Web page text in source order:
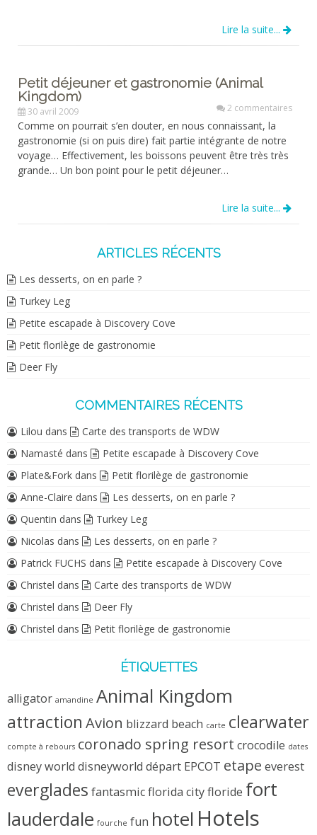
Lire la suite...
Petit déjeuner et gastronomie (Animal
Kingdom)
30 avril 2009 2 commentaires
Comme on pourrait s’en douter, en nous connaissant, la
gastronomie (si on puis dire) fait partie intégrante de notre
voyage… Effectivement, les boissons peuvent être très très
grande… Un bon point pour le petit déjeuner…
Lire la suite...
ARTICLES RÉCENTS
Les desserts, on en parle ?
Turkey Leg
Petite escapade à Discovery Cove
Petit florilège de gastronomie
Deer Fly
COMMENTAIRES RÉCENTS
Lilou dans
Carte des transports de WDW
Namasté dans
Petite escapade à Discovery Cove
Plate&Fork dans
Petit florilège de gastronomie
Anne-Claire dans
Les desserts, on en parle ?
Quentin dans
Turkey Leg
Nicolas dans
Les desserts, on en parle ?
Patrick FUCHS dans
Petite escapade à Discovery Cove
Christel dans
Carte des transports de WDW
Christel dans
Deer Fly
Christel dans Petit florilège de gastronomie
ÉTIQUETTES
alligator amandine Animal Kingdom
attraction Avion blizzard beach carte clearwater
compte à rebours coronado spring resort crocodile dates
disney world disneyworld départ EPCOT etape everest
everglades fantasmicflorida cityfloride fort
lauderdale fourche fun hotel Hotels